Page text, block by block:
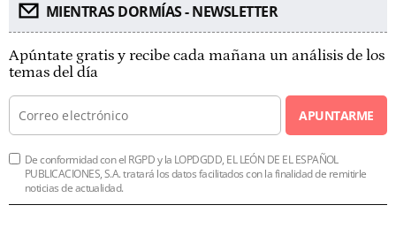
MIENTRAS DORMÍAS - NEWSLETTER
Apúntate gratis y recibe cada mañana un análisis de los
temas del día
APUNTARME
De conformidad con el RGPD y la LOPDGDD, EL LEÓN DE EL ESPAÑOL
PUBLICACIONES, S.A. tratará los datos facilitados con la finalidad de remitirle
noticias de actualidad.